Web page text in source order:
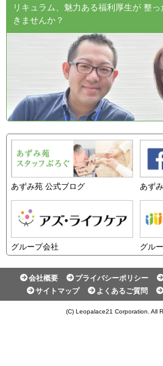
リキュラム、魅力ある福利厚生が 整
きませんか？
あずみ苑 公式ブログ あず
グループ会社 グル
会社概要 プライバシーポリシー
サイトマップ
よくあるご質問
(C) Leopalace21 Corporation. All